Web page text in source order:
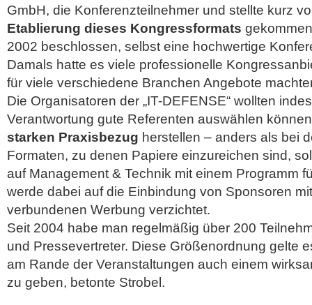
GmbH, die Konferenzteilnehmer und stellte kurz
Etablierung dieses Kongressformats
2002 beschlossen, selbst eine hochwertige
Damals hatte es viele professionelle
für viele verschiedene Branchen Angebote
Die Organisatoren der „IT-DEFENSE“ wollten
Verantwortung gute Referenten auswählen
starken Praxisbezug herstellen – anders als bei
Formaten, zu denen Papiere einzureichen sind,
auf Management & Technik mit einem Programm
werde dabei auf die Einbindung von Sponsoren
verbundenen Werbung verzichtet.
Seit 2004 habe man regelmäßig über 200
und Pressevertreter. Diese Größenordnung gelte
am Rande der Veranstaltungen auch einem
zu geben, betonte Strobel.